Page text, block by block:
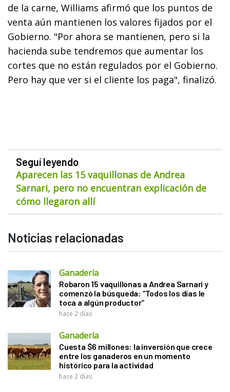
de la carne, Williams afirmó que los puntos de
venta aún mantienen los valores fijados por el
Gobierno. "Por ahora se mantienen, pero si la
hacienda sube tendremos que aumentar los
cortes que no están regulados por el Gobierno.
Pero hay que ver si el cliente los paga", finalizó.
Seguí leyendo
Aparecen las 15 vaquillonas de Andrea
Sarnari, pero no encuentran explicación de
cómo llegaron allí
Noticias relacionadas
Ganadería
Robaron 15 vaquillonas a Andrea Sarnari y
comenzó la búsqueda: “Todos los días le
toca a algún productor”
hace 2 días
Ganadería
Cuesta $6 millones: la inversión que crece
entre los ganaderos en un momento
histórico para la actividad
hace 2 días